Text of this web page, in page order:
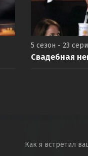
5 сезон - 23
Свадебная
Как я встретил